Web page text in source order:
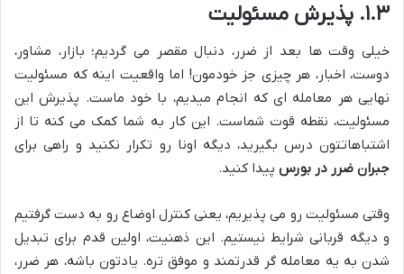
۱.۳. پذیرش مسئولیت
خیلی وقت ها بعد از ضرر، دنبال مقصر می گردیم؛ بازار، مشاور،
دوست، اخبار، هر چیزی جز خودمون! اما واقعیت اینه که مسئولیت
نهایی هر معامله ای که انجام میدیم، با خود ماست. پذیرش این
مسئولیت، نقطه قوت شماست. این کار به شما کمک می کنه تا از
اشتباهاتتون درس بگیرید، دیگه اونا رو تکرار نکنید و راهی برای
جبران ضرر در بورس پیدا کنید.
وقتی مسئولیت رو می پذیریم، یعنی کنترل اوضاع رو به دست گرفتیم
و دیگه قربانی شرایط نیستیم. این ذهنیت، اولین قدم برای تبدیل
شدن به یه معامله گر قدرتمند و موفق تره. یادتون باشه، هر ضرر،